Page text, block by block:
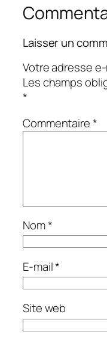
Laisser un
Votre adresse
Les champs
*
Commentaire*
Nom*
E-mail*
Site web